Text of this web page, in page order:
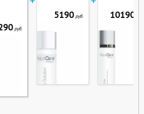
руб.
5190 руб. 10190